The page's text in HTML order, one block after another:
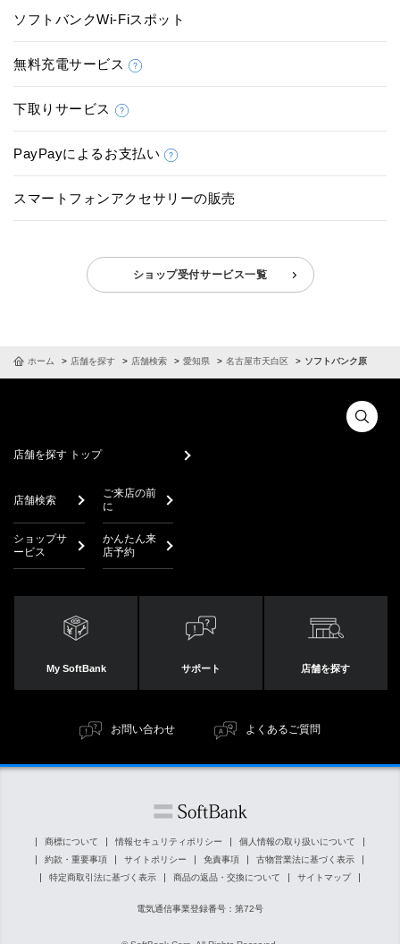
ソフトバンクWi-Fiスポット
無料充電サービス
下取りサービス
PayPayによるお支払い
スマートフォンアクセサリーの販売
ショップ受付サービス一覧
ホーム 店舗を探す 店舗検索 愛知県 名古屋市天白区 ソフトバンク原
店舗を探す トップ
店舗検索
ご来店の前
に
ショップサ
ービス
かんたん来
店予約
My SoftBank サポート 店舗を探す
お問い合わせ よくあるご質問
商標について 情報セキュリティポリシー
個人情報の取り扱いについて
約款・重要事項
サイトポリシー 免責事項
古物営業法に基づく表示
特定商取引法に基づく表示
商品の返品・交換について サイトマップ
電気通信事業登録番号：第72号